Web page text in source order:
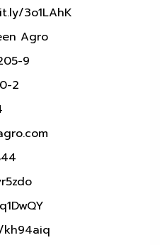
3o1LAhK
Agro
9
2